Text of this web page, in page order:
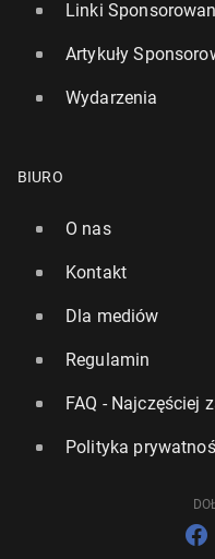
Linki
Artykuły
Wydarzenia
BIURO
O nas
Kontakt
Dla mediów
Regulamin
FAQ - Najczęściej
Polityka